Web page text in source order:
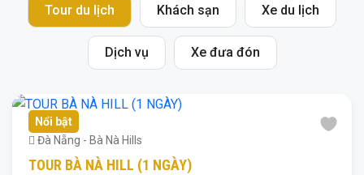
Tour du lịch Khách sạn Xe du lịch
Dịch vụ Xe đưa đón
Nổi bật
Đà Nẵng - Bà Nà Hills
TOUR BÀ NÀ HILL (1 NGÀY)